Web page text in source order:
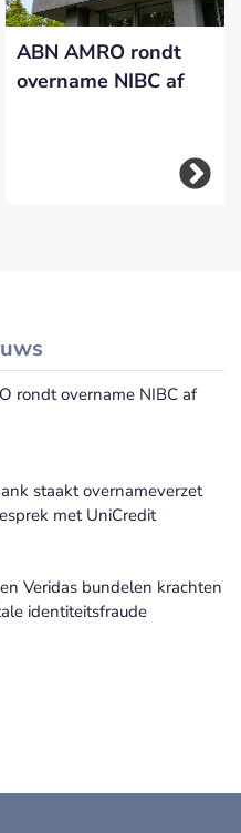
ABN AMRO rondt
overname NIBC af
rondt overname NIBC af
staakt overnameverzet
met UniCredit
Veridas bundelen krachten
identiteitsfraude